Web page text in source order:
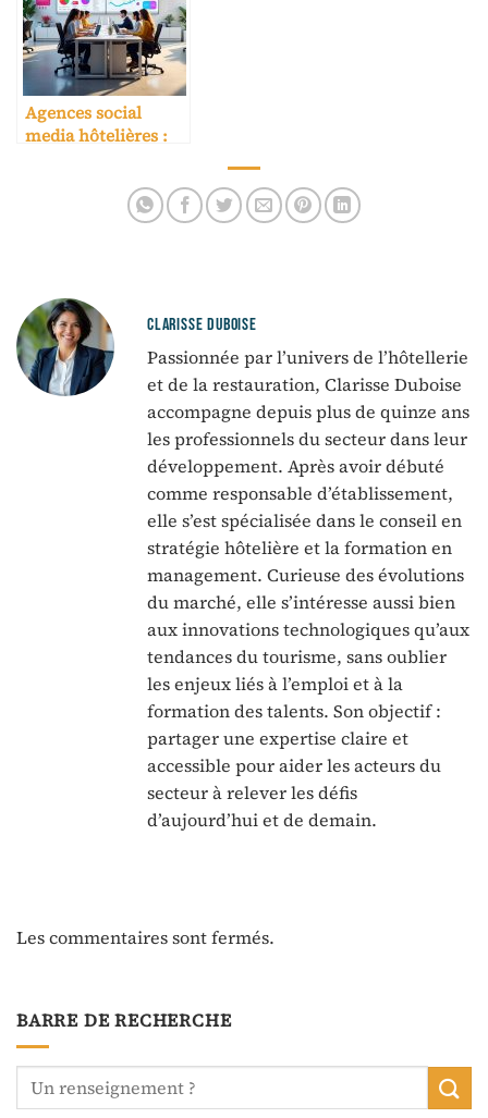
Agences social
media hôtelières :
CLARISSE DUBOISE
Passionnée par l’univers de l’hôtellerie
et de la restauration, Clarisse Duboise
accompagne depuis plus de quinze ans
les professionnels du secteur dans leur
développement. Après avoir débuté
comme responsable d’établissement,
elle s’est spécialisée dans le conseil en
stratégie hôtelière et la formation en
management. Curieuse des évolutions
du marché, elle s’intéresse aussi bien
aux innovations technologiques qu’aux
tendances du tourisme, sans oublier
les enjeux liés à l’emploi et à la
formation des talents. Son objectif :
partager une expertise claire et
accessible pour aider les acteurs du
secteur à relever les défis
d’aujourd’hui et de demain.
Les commentaires sont fermés.
BARRE DE RECHERCHE